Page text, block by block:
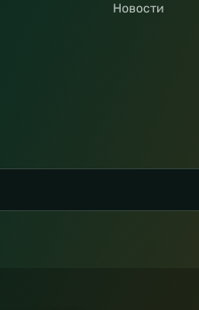
Новости